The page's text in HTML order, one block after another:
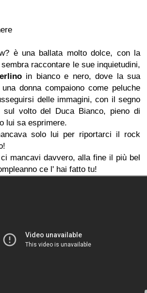
è una ballata molto dolce, con la
raccontare le sue inquietudini,
in bianco e nero, dove la sua
donna compaiono come peluche
delle immagini, con il segno
sul volto del Duca Bianco, pieno di
lui sa esprimere.
solo lui per riportarci il rock
mancavi davvero, alla fine il più bel
ce l' hai fatto tu!